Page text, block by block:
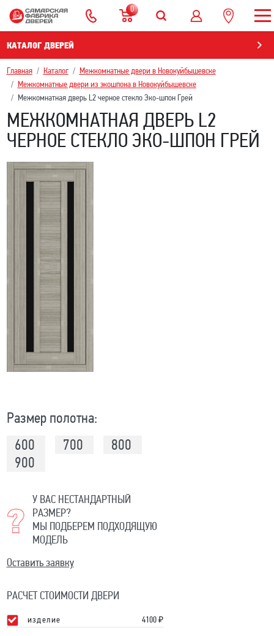
0
КАТАЛОГ ДВЕРЕЙ
Главная Каталог
Межкомнатные двери в Новокуйбышевскe
Межкомнатные двери из экошпона в Новокуйбышевскe
Межкомнатная дверь L2 черное стекло Эко-шпон Грей
МЕЖКОМНАТНАЯ ДВЕРЬ L2
ЧЕРНОЕ СТЕКЛО ЭКО-ШПОН ГРЕЙ
Размер полотна:
600
700
800
900
У ВАС НЕСТАНДАРТНЫЙ
РАЗМЕР?
МЫ ПОДБЕРЕМ ПОДХОДЯЩУЮ
МОДЕЛЬ
Оставить заявку
РАСЧЕТ СТОИМОСТИ ДВЕРИ
изделие 4100₽